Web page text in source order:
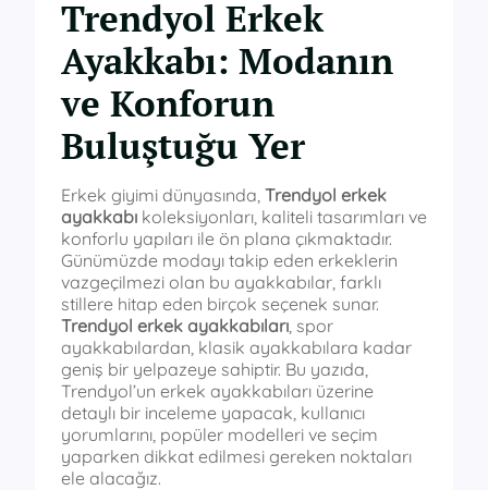
Trendyol Erkek
Ayakkabı: Modanın
ve Konforun
Buluştuğu Yer
Erkek giyimi dünyasında, Trendyol erkek
ayakkabı koleksiyonları, kaliteli tasarımları ve
konforlu yapıları ile ön plana çıkmaktadır.
Günümüzde modayı takip eden erkeklerin
vazgeçilmezi olan bu ayakkabılar, farklı
stillere hitap eden birçok seçenek sunar.
Trendyol erkek ayakkabıları , spor
ayakkabılardan, klasik ayakkabılara kadar
geniş bir yelpazeye sahiptir. Bu yazıda,
Trendyol’un erkek ayakkabıları üzerine
detaylı bir inceleme yapacak, kullanıcı
yorumlarını, popüler modelleri ve seçim
yaparken dikkat edilmesi gereken noktaları
ele alacağız.